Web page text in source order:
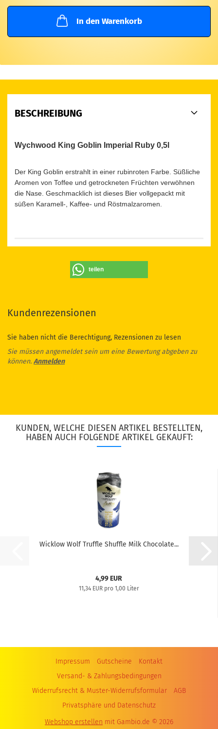
In den Warenkorb
BESCHREIBUNG
Wychwood King Goblin Imperial Ruby 0,5l
Der King Goblin erstrahlt in einer rubinroten Farbe. Süßliche
Aromen von Toffee und getrockneten Früchten verwöhnen
die Nase. Geschmacklich ist dieses Bier vollgepackt mit
süßen Karamell-, Kaffee- und Röstmalzaromen.
teilen
Kundenrezensionen
Sie haben nicht die Berechtigung, Rezensionen zu lesen
Sie müssen angemeldet sein um eine Bewertung abgeben zu
können. Anmelden
KUNDEN, WELCHE DIESEN ARTIKEL BESTELLTEN,
HABEN AUCH FOLGENDE ARTIKEL GEKAUFT:
Wicklow Wolf Truffle Shuffle Milk Chocolate...
4,99 EUR
11,34 EUR pro 1,00 Liter
Impressum Gutscheine
Kontakt
Versand- & Zahlungsbedingungen
Widerrufsrecht & Muster-Widerrufsformular
AGB
Privatsphäre und Datenschutz
Webshop erstellen mit Gambio.de © 2026